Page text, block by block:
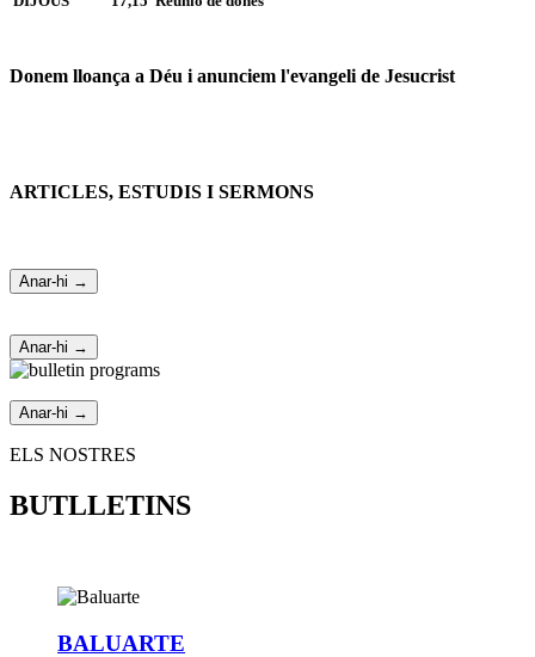
Donem lloança a Déu i anunciem l'evangeli de Jesucrist
ARTICLES, ESTUDIS I SERMONS
Anar-hi →
Anar-hi →
Anar-hi →
ELS NOSTRES
BUTLLETINS
BALUARTE